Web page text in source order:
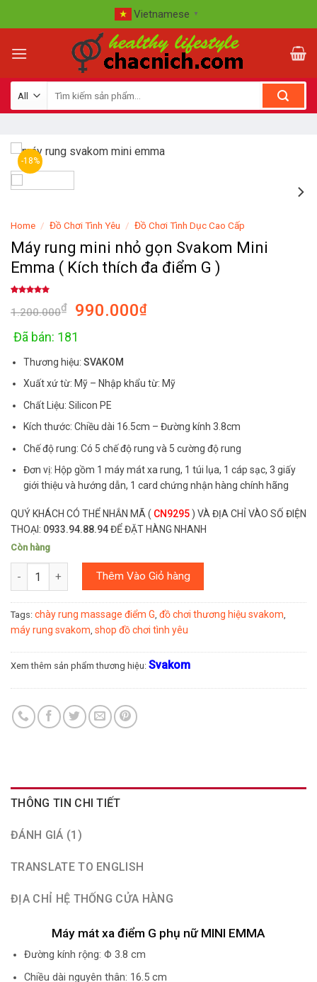
to
Vietnamese ▼
-18%
Home / Đồ Chơi Tình Yêu / Đồ Chơi Tình Dục Cao Cấp
Máy rung mini nhỏ gọn Svakom Mini
Emma ( Kích thích đa điểm G )
out of 5
based on
rating
1.200.000₫ 990.000₫
Đã bán: 181
Thương hiệu:SVAKOM
Xuất xứ từ: Mỹ – Nhập khẩu từ: Mỹ
Chất Liệu: Silicon PE
Kích thước: Chiều dài 16.5cm – Đường kính 3.8cm
Chế độ rung: Có 5 chế độ rung và 5 cường độ rung
Đơn vị: Hộp gồm 1 máy mát xa rung, 1 túi lụa, 1 cáp sạc, 3 giấy
giới thiệu và hướng dẫn, 1 card chứng nhận hàng chính hãng
QUÝ KHÁCH CÓ THỂ NHẮN MÃ ( CN9295 ) VÀ ĐỊA CHỈ VÀO SỐ ĐIỆN
THOẠI: 0933.94.88.94ĐỂ ĐẶT HÀNG NHANH
Còn hàng
Số lượng Thêm Vào Giỏ hàng
Tags: chày rung massage điểm G, đồ chơi thương hiệu svakom,
máy rung svakom, shop đồ chơi tình yêu
Xem thêm sản phẩm thương hiệu: Svakom
THÔNG TIN CHI TIẾT
ĐÁNH GIÁ (1)
TRANSLATE TO ENGLISH
ĐỊA CHỈ HỆ THỐNG CỬA HÀNG
Máy mát xa điểm G phụ nữ MINI EMMA
Đường kính rộng: Φ 3.8 cm
Chiều dài nguyên thân: 16.5 cm